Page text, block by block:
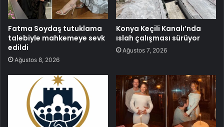
Fatma Soydaş tutuklama
talebiyle mahkemeye sevk
edildi
Ağustos 8, 2026
Konya Keçili Kanalı’nda
ıslah çalışması sürüyor
Ağustos 7, 2026